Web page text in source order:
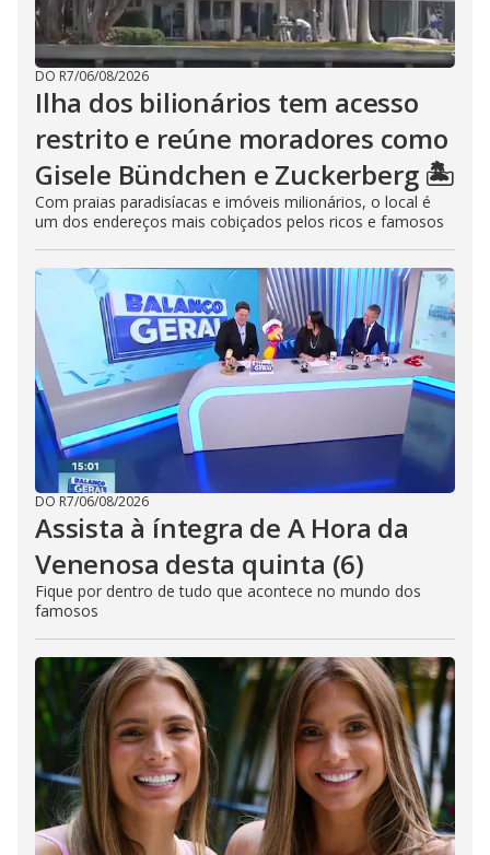
DO R7/06/08/2026
Ilha dos bilionários tem acesso
restrito e reúne moradores como
Gisele Bündchen e Zuckerberg 🏝️
Com praias paradisíacas e imóveis milionários, o local é
um dos endereços mais cobiçados pelos ricos e famosos
DO R7/06/08/2026
Assista à íntegra de A Hora da
Venenosa desta quinta (6)
Fique por dentro de tudo que acontece no mundo dos
famosos